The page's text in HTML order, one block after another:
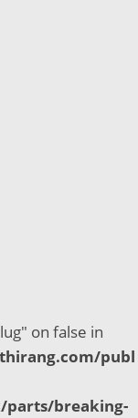
on false in
publ
breaking-